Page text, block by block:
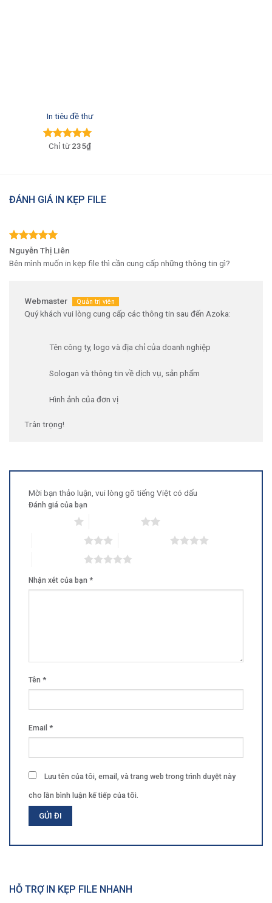
In tiêu đề thư
Được xếp
235₫
ĐÁNH GIÁ IN KẸP FILE
Được xếp
hạng 55
sao
Nguyễn Thị Liên
Bên mình muốn in kẹp file thì cần cung cấp những thông tin gì?
Webmaster
Quý khách vui lòng cung cấp các thông tin sau đến Azoka:
Tên công ty, logo và địa chỉ của doanh nghiệp
Sologan và thông tin về dịch vụ, sản phẩm
Hình ảnh của đơn vị
Trân trọng!
Mời bạn thảo luận, vui lòng gõ tiếng Việt có dấu
Đánh giá của bạn
Nhận xét của bạn *
Tên *
Email *
Lưu tên của tôi, email, và trang web trong trình duyệt này
cho lần bình luận kế tiếp của tôi.
HỖ TRỢ IN KẸP FILE NHANH